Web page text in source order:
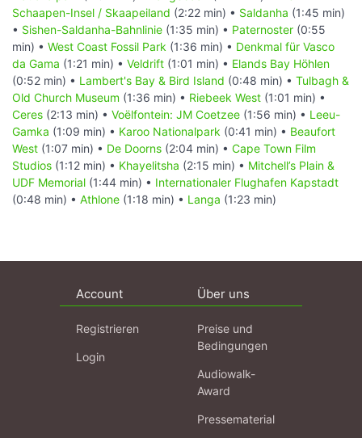
Schaapen-Insel / Skaapeiland (2:22 min) • Saldanha (1:45 min)
• Sishen-Saldanha-Bahnlinie (1:35 min) • Paternoster (0:55
min) • West Coast Fossil Park (1:36 min) • Denkmal für Vasco
da Gama (1:21 min) • Veldrift (1:01 min) • Elands Bay Höhlen
(0:52 min) • Lambert's Bay & Bird Island (0:48 min) • Tulbagh &
Old Church Museum (1:36 min) • Riebeek West (1:01 min) •
Ceres (2:13 min) • Voëlfontein: JM Coetzee (1:56 min) • Leeu-
Gamka (1:09 min) • Karoo Nationalpark (0:41 min) • Beaufort
West (1:07 min) • De Doorns (2:04 min) • Cape Town Film
Studios (1:12 min) • Khayelitsha (2:15 min) • Mitchell’s Plain &
UDF Memorial (1:44 min) • Internationaler Flughafen Kapstadt
(0:48 min) • Athlone (1:18 min) • Langa (1:23 min)
Account
Registrieren
Login
Über uns
Preise und
Bedingungen
Audiowalk-
Award
Pressematerial